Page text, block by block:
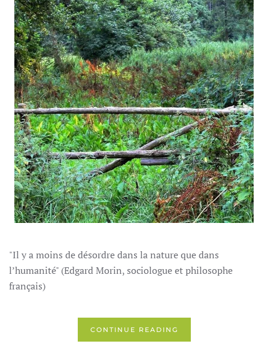
"Il y a moins de désordre dans la nature que dans
l’humanité" (Edgard Morin, sociologue et philosophe
français)
CONTINUE READING